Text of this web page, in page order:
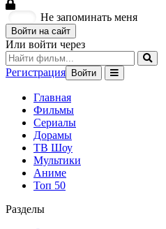
Не запоминать меня
Войти на сайт
Или войти через
Регистрация Войти
Главная
Фильмы
Сериалы
Дорамы
ТВ Шоу
Мультики
Аниме
Топ 50
Разделы